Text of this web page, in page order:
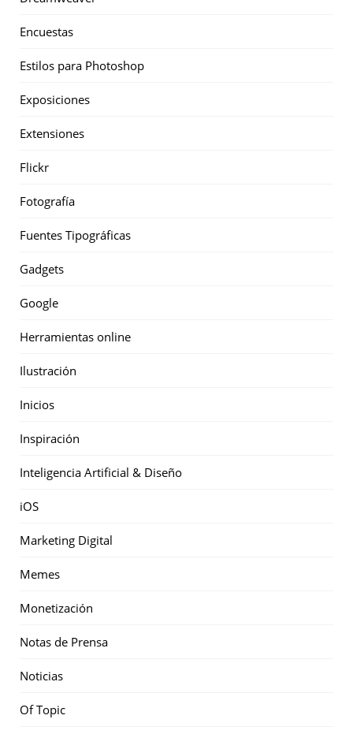
Encuestas
Estilos para Photoshop
Exposiciones
Extensiones
Flickr
Fotografía
Fuentes Tipográficas
Gadgets
Google
Herramientas online
Ilustración
Inicios
Inspiración
Inteligencia Artificial & Diseño
iOS
Marketing Digital
Memes
Monetización
Notas de Prensa
Noticias
Of Topic